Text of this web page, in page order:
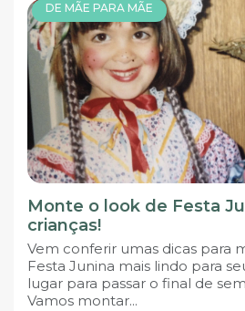
DE MÃE PARA MÃE
Monte o look de Festa
crianças!
Vem conferir umas dicas para
Festa Junina mais lindo para
lugar para passar o final de
Vamos montar...